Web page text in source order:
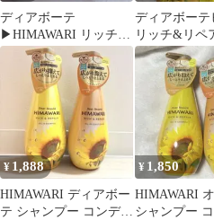
ディアボーテ
▶HIMAWARI リッチ＆
リペア シャンプー コン
ディショナー
ディアボーテ
リッチ&リペ
プー コンデ
つめかえ4点
¥ 1,888
HIMAWARI ディアボー
テ シャンプー コンディ
¥ 1,850
HIMAWARI
シャンプー コ